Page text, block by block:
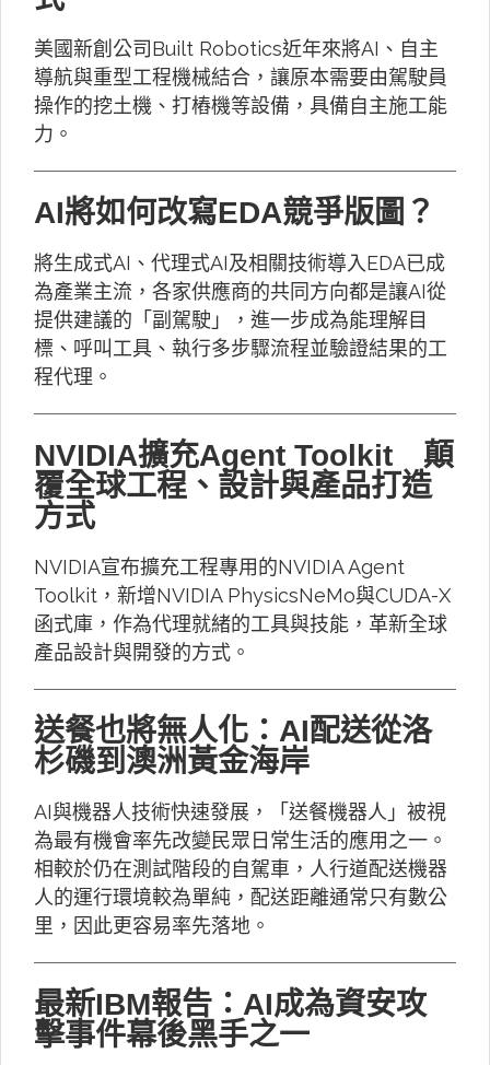
美國新創公司Built Robotics近年來將AI、自主
導航與重型工程機械結合，讓原本需要由駕駛員
操作的挖土機、打樁機等設備，具備自主施工能
力。
AI將如何改寫EDA競爭版圖？
將生成式AI、代理式AI及相關技術導入EDA已成
為產業主流，各家供應商的共同方向都是讓AI從
提供建議的「副駕駛」，進一步成為能理解目
標、呼叫工具、執行多步驟流程並驗證結果的工
程代理。
NVIDIA擴充Agent Toolkit 顛
覆全球工程、設計與產品打造
方式
NVIDIA宣布擴充工程專用的NVIDIA Agent
Toolkit，新增NVIDIA PhysicsNeMo與CUDA-X
函式庫，作為代理就緒的工具與技能，革新全球
產品設計與開發的方式。
送餐也將無人化：AI配送從洛
杉磯到澳洲黃金海岸
AI與機器人技術快速發展，「送餐機器人」被視
為最有機會率先改變民眾日常生活的應用之一。
相較於仍在測試階段的自駕車，人行道配送機器
人的運行環境較為單純，配送距離通常只有數公
里，因此更容易率先落地。
最新IBM報告：AI成為資安攻
擊事件幕後黑手之一